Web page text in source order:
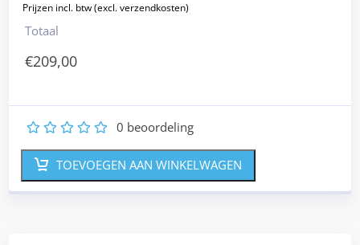
Totaal
€209,00
5
4
3
2 0 beoordeling
TOEVOEGEN AAN WINKELWAGEN